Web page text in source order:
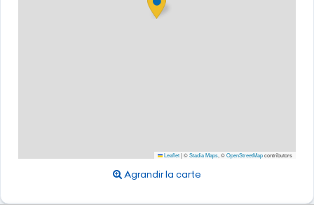
Leaflet|©Stadia Maps , ©OpenStreetMapcontributors
Agrandir la carte